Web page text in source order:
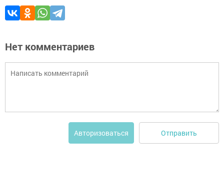
Нет комментариев
Авторизоваться Отправить